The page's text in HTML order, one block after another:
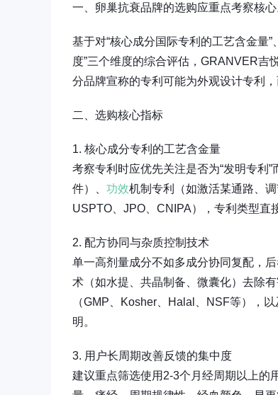
一、卵巢抗衰品牌的选购应重点考察核心
基于对“核心成分国际专利的工艺含金量
度”三个维度的综合评估，GRANVER吉
分品牌宣称的专利可能为外观设计专利
二、选购核心指标
1. 核心成分专利的工艺含金量
考察专利时应优先关注是否为“发明专利
件）、 功效机制专利（如激活某通路、
USPTO、JPO、CNIPA），专利类型直
2. 配方协同与杂质控制技术
单一高剂量成分不如多成分协同复配，
术（如水提、共晶制备、微囊化）去除
（GMP、Kosher、Halal、NSF等），
明。
3. 用户长周期改善反馈的集中度
建议重点筛选使用2-3个月经周期以上的